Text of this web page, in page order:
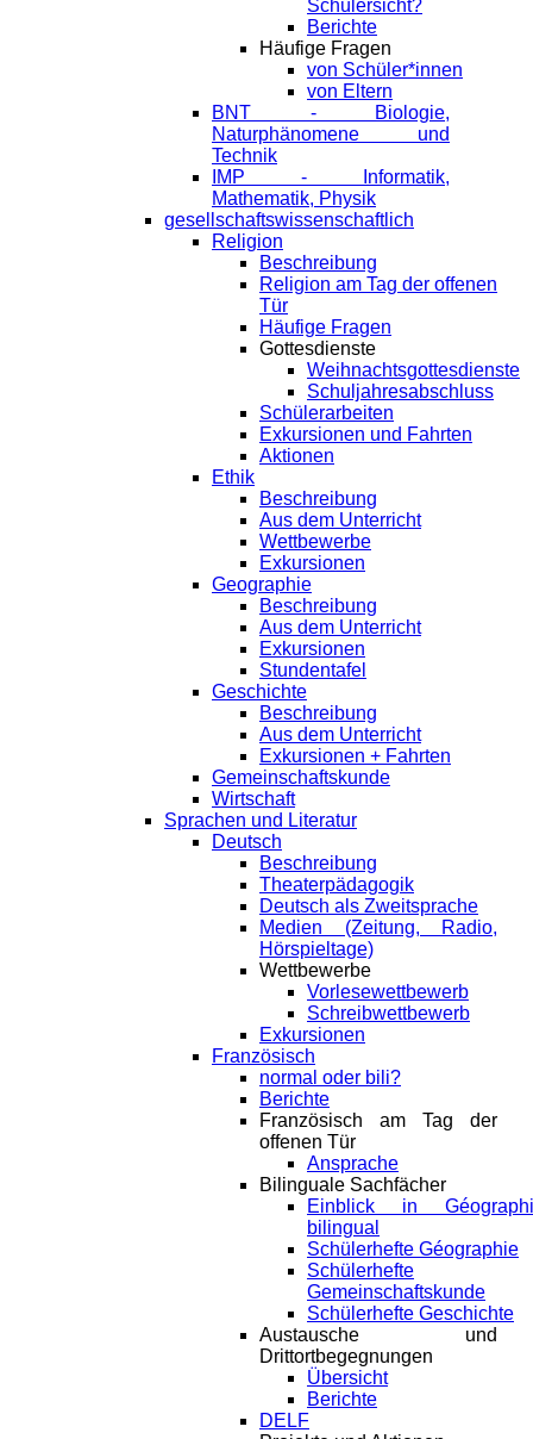
Schülersicht?
Berichte
Häufige Fragen
von Schüler*innen
von Eltern
BNT - Biologie,
Naturphänomene und
Technik
IMP - Informatik,
Mathematik, Physik
gesellschaftswissenschaftlich
Religion
Beschreibung
Religion am Tag der offenen
Tür
Häufige Fragen
Gottesdienste
Weihnachtsgottesdienste
Schuljahresabschluss
Schülerarbeiten
Exkursionen und Fahrten
Aktionen
Ethik
Beschreibung
Aus dem Unterricht
Wettbewerbe
Exkursionen
Geographie
Beschreibung
Aus dem Unterricht
Exkursionen
Stundentafel
Geschichte
Beschreibung
Aus dem Unterricht
Exkursionen + Fahrten
Gemeinschaftskunde
Wirtschaft
Sprachen und Literatur
Deutsch
Beschreibung
Theaterpädagogik
Deutsch als Zweitsprache
Medien (Zeitung, Radio,
Hörspieltage)
Wettbewerbe
Vorlesewettbewerb
Schreibwettbewerb
Exkursionen
Französisch
normal oder bili?
Berichte
Französisch am Tag der
offenen Tür
Ansprache
Bilinguale Sachfächer
Einblick in
bilingual
Schülerhefte Géographie
Schülerhefte
Gemeinschaftskunde
Schülerhefte Geschichte
Austausche und
Drittortbegegnungen
Übersicht
Berichte
DELF